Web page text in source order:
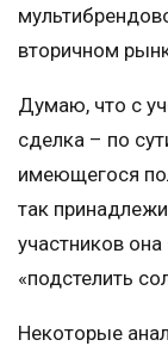
вторичном
Думаю, что с
сделка – по
имеющегося
так
участников
«подстелить
Некоторые